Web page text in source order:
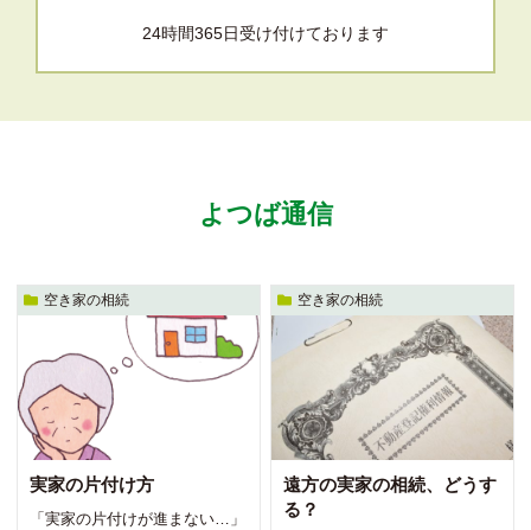
24時間365日受け付けております
よつば通信
空き家の相続
実家の片付け方
「実家の片付けが進まない…」
空き家の相続
遠方の実家の相続、どうす
る？